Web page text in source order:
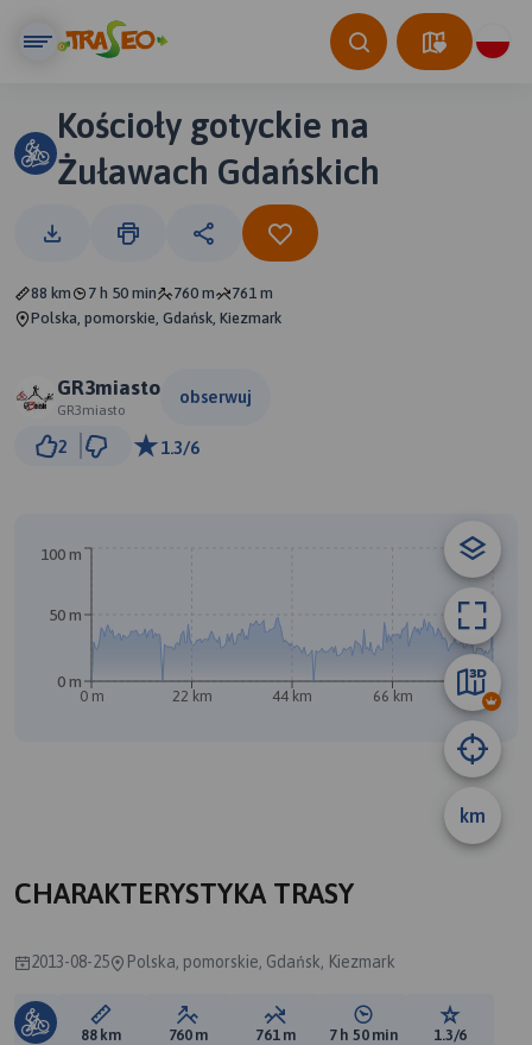
Kościoły gotyckie na
Żuławach Gdańskich
88 km 7 h 50 min 760 m
761 m
Polska, pomorskie, Gdańsk, Kiezmark
GR3miasto
GR3miasto
obserwuj
2 1.3/6
km
0 m 22 km 44 km 66 km 88 km
0 m
50 m
100 m
CHARAKTERYSTYKA TRASY
2013-08-25 Polska, pomorskie, Gdańsk, Kiezmark
Długość trasy:
88 km Suma przewyższeń:
760 m Suma spadków:
761 m Średni czas potrzebny
7 h 50 min Ocena
1.3/6